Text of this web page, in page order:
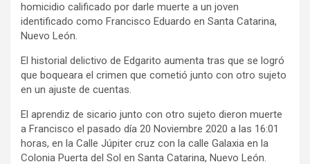
homicidio calificado por darle muerte a un joven
identificado como Francisco Eduardo en Santa Catarina,
Nuevo León.
El historial delictivo de Edgarito aumenta tras que se logró
que boqueara el crimen que cometió junto con otro sujeto
en un ajuste de cuentas.
El aprendiz de sicario junto con otro sujeto dieron muerte
a Francisco el pasado día 20 Noviembre 2020 a las 16:01
horas, en la Calle Júpiter cruz con la calle Galaxia en la
Colonia Puerta del Sol en Santa Catarina, Nuevo León.